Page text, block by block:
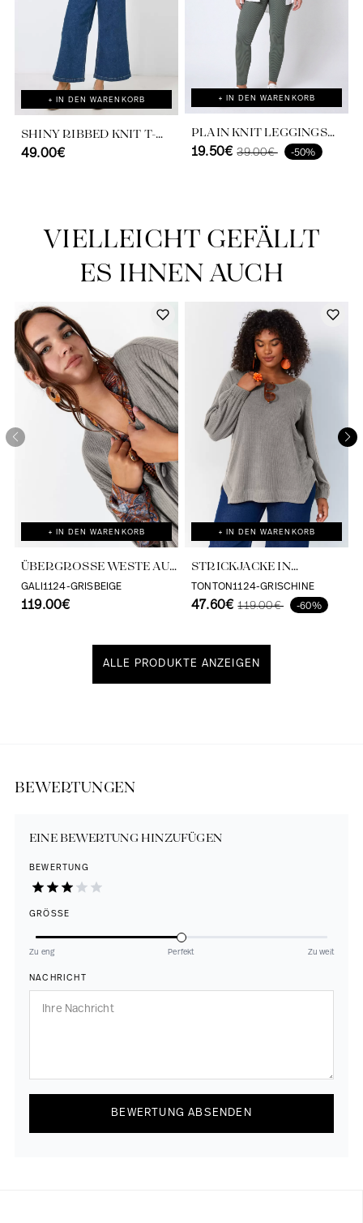
Entdecken Sie unser Universum
+ IN DEN WARENKORB
SHINY RIBBED KNIT T-
SHIRT.
49.00€
+ IN DEN WARENKORB
PLAIN KNIT LEGGINGS
WITH ROW OF BUTTONS
19.50€ 39.00€ -50%
VIELLEICHT GEFÄLLT
ES IHNEN AUCH
+ IN DEN WARENKORB
ÜBERGROSSE WESTE AUS R
IPPSTRICK
GALI1124-GRISBEIGE
119.00€
+ IN DEN WARENKORB
STRICKJACKE IN
SCHLICHTEM STRICK
TONTON1124-GRISCHINE
47.60€ 119.00€ -60%
ALLE PRODUKTE ANZEIGEN
BEWERTUNGEN
EINE BEWERTUNG HINZUFÜGEN
BEWERTUNG
GRÖSSE
Zu eng Perfekt Zu weit
NACHRICHT
BEWERTUNG ABSENDEN